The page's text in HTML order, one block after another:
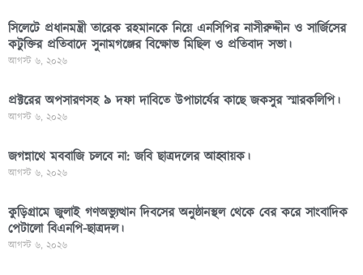
সিলেটে প্রধানমন্ত্রী তারেক রহমানকে নিয়ে এনসিপির নাসীরুদ্দীন ও সার্জিসের
কটুক্তির প্রতিবাদে সুনামগঞ্জের বিক্ষোভ মিছিল ও প্রতিবাদ সভা।
আগস্ট ৬, ২০২৬
প্রক্টরের অপসারণসহ ৯ দফা দাবিতে উপাচার্যের কাছে জকসুর স্মারকলিপি।
আগস্ট ৬, ২০২৬
জগন্নাথে মববাজি চলবে না: জবি ছাত্রদলের আহ্বায়ক।
আগস্ট ৬, ২০২৬
কুড়িগ্রামে জুলাই গণঅভ্যুত্থান দিবসের অনুষ্ঠানস্থল থেকে বের করে সাংবাদিক
পেটালো বিএনপি-ছাত্রদল।
আগস্ট ৬, ২০২৬